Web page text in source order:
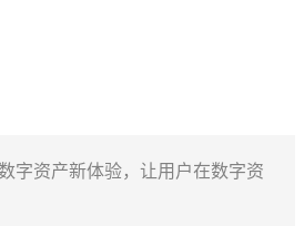
字资产新体验，让用户在数字资